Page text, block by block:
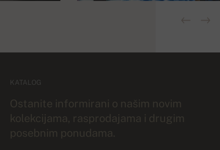
KATALOG
Ostanite informirani o našim novim
kolekcijama, rasprodajama i drugim
posebnim ponudama.